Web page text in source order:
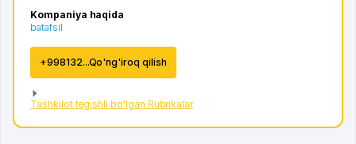
Kompaniya haqida
batafsil
+998132...Qo'ng'iroq qilish
Tashkilot tegishli bo'lgan Rubrikalar